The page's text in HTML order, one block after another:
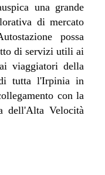
una grande
di mercato
possa
di servizi utili ai
viaggiatori della
tutta l'Irpinia in
con la
dell'Alta Velocità